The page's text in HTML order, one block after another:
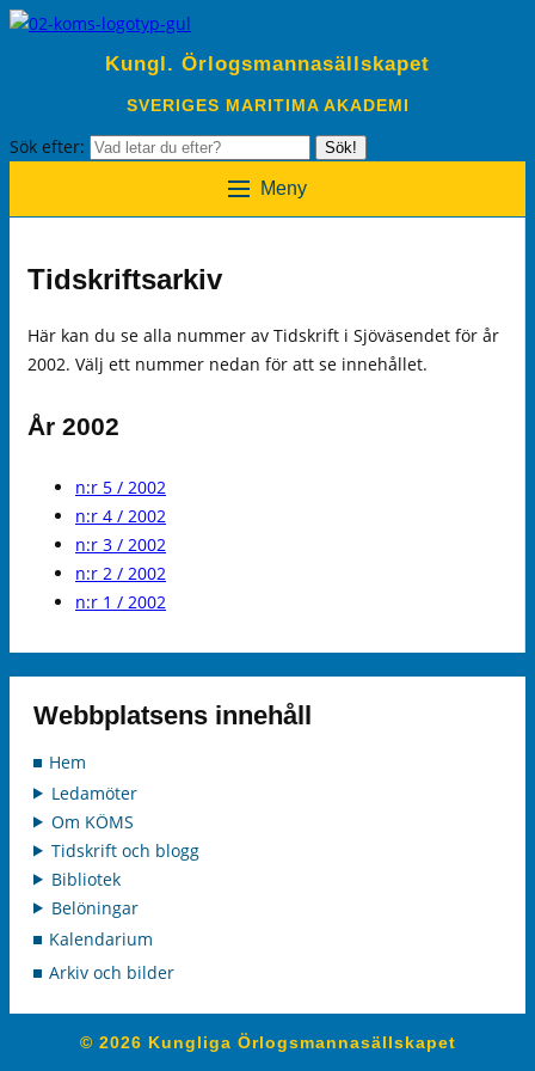
Kungl. Örlogsmannasällskapet
SVERIGES MARITIMA AKADEMI
Sök efter: Sök!
Meny
Tidskriftsarkiv
Här kan du se alla nummer av Tidskrift i Sjöväsendet för år
2002. Välj ett nummer nedan för att se innehållet.
År 2002
n:r 5 / 2002
n:r 4 / 2002
n:r 3 / 2002
n:r 2 / 2002
n:r 1 / 2002
Webbplatsens innehåll
Hem
Ledamöter
Om KÖMS
Tidskrift och blogg
Bibliotek
Belöningar
Kalendarium
Arkiv och bilder
© 2026 Kungliga Örlogsmannasällskapet